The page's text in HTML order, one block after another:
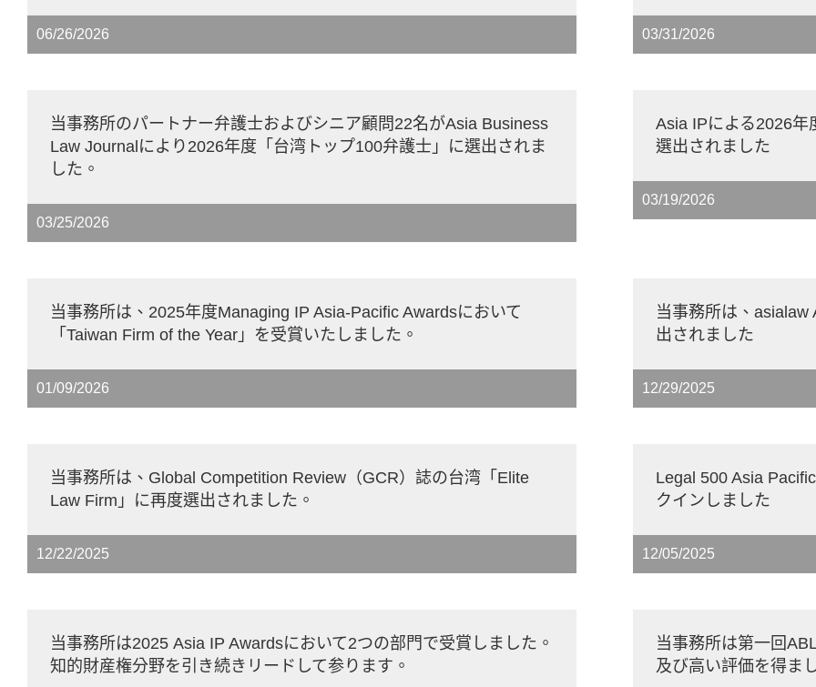
06/26/2026 03/31/2026
当事務所のパートナー弁護士およびシニア顧問22名がAsia Business
Law Journalにより2026年度「台湾トップ100弁護士」に選出されま
した。
03/25/2026
Asia IPによる2026年
選出されました
03/19/2026
当事務所は、2025年度Managing IP Asia-Pacific Awardsにおいて
「Taiwan Firm of the Year」を受賞いたしました。
01/09/2026
当事務所は、asialaw
出されました
12/29/2025
当事務所は、Global Competition Review（GCR）誌の台湾「Elite
Law Firm」に再度選出されました。
12/22/2025
Legal 500 Asia
クインしました
12/05/2025
当事務所は2025 Asia IP Awardsにおいて2つの部門で受賞しました。
知的財産権分野を引き続きリードして参ります。
当事務所は第一回
及び高い評価を得ま